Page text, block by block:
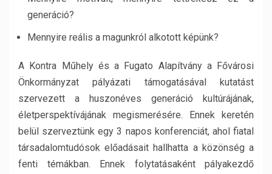
generáció?
Mennyire reális a magunkról alkotott képünk?
A Kontra Műhely és a Fugato Alapítvány a Fővárosi
Önkormányzat pályázati támogatásával kutatást
szervezett a huszonéves generáció kultúrájának,
életperspektívájának megismerésére. Ennek keretén
belül szerveztünk egy 3 napos konferenciát, ahol fiatal
társadalomtudósok előadásait hallhatta a közönség a
fenti témákban. Ennek folytatásaként pályakezdő